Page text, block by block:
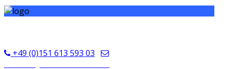
+49 (0)151 613 593 03